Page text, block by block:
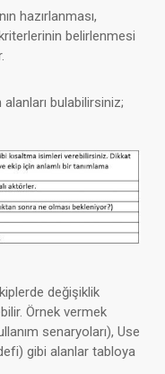
hazırlanması,
belirlenmesi
bulabilirsiniz;
değişiklik
Örnek vermek
senaryoları), Use
gibi alanlar tabloya